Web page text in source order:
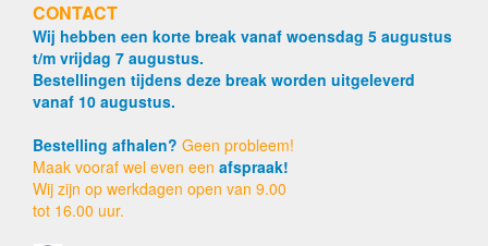
CONTACT
Wij hebben een korte break vanaf woensdag 5 augustus
t/m vrijdag 7 augustus.
Bestellingen tijdens deze break worden uitgeleverd
vanaf 10 augustus.
Bestelling afhalen? Geen probleem!
Maak vooraf wel even een afspraak!
Wij zijn op werkdagen open van 9.00
tot 16.00 uur.